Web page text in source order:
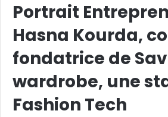
Portrait
Hasna Kourda,
fondatrice de
wardrobe, une
Fashion Tech